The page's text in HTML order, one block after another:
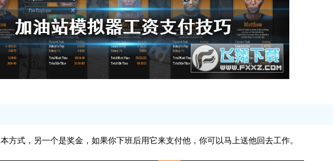
方式，另一个是奖金，如果你下班后用它来支付他，你可以马上送他回去工作。